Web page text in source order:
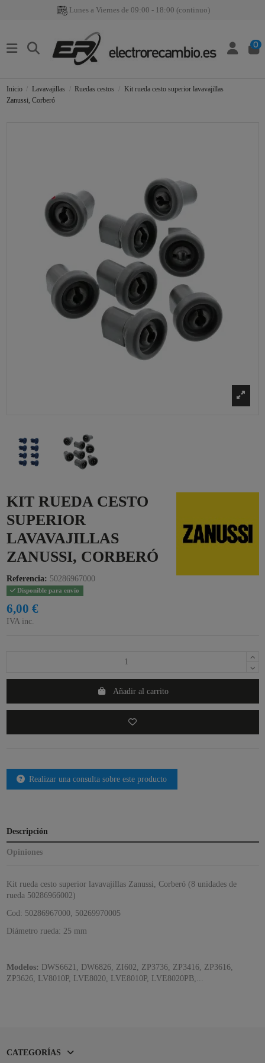
Lunes a Viernes de 09:00 - 18:00 (continuo)
0
Inicio Lavavajillas Ruedas cestos
Kit rueda cesto superior lavavajillas
Zanussi, Corberó
KIT RUEDA CESTO
SUPERIOR
LAVAVAJILLAS
ZANUSSI, CORBERÓ
Referencia: 50286967000
Disponible para envío
6,00 €
IVA inc.
Añadir al carrito
Realizar una consulta sobre este producto
Descripción
Opiniones
Kit rueda cesto superior lavavajillas Zanussi, Corberó (8 unidades de
rueda 50286966002)
Cod: 50286967000, 50269970005
Diámetro rueda: 25 mm
Modelos: DWS6621, DW6826, ZI602, ZP3736, ZP3416, ZP3616,
ZP3626, LV8010P, LVE8020, LVE8010P, LVE8020PB,...
CATEGORÍAS